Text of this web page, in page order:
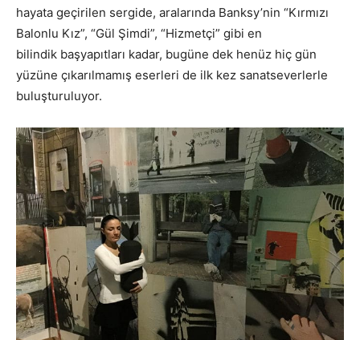
hayata geçirilen sergide, aralarında Banksy’nin “Kırmızı
Balonlu Kız”, “Gül Şimdi”, “Hizmetçi” gibi en
bilindik başyapıtları kadar, bugüne dek henüz hiç gün
yüzüne çıkarılmamış eserleri de ilk kez sanatseverlerle
buluşturuluyor.